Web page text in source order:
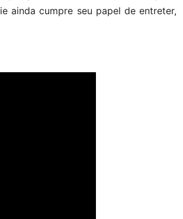
ainda cumpre seu papel de entreter,